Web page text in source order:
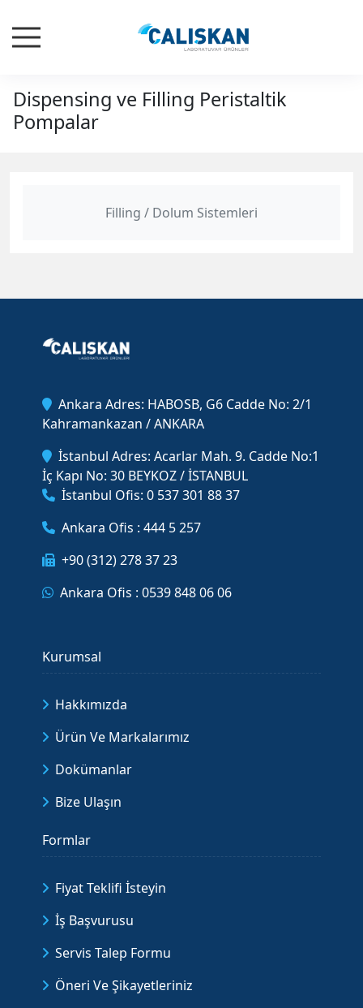
Dispensing ve Filling Peristaltik
Pompalar
Filling / Dolum Sistemleri
Ankara Adres: HABOSB, G6 Cadde No: 2/1
Kahramankazan / ANKARA
İstanbul Adres: Acarlar Mah. 9. Cadde No:1
İç Kapı No: 30 BEYKOZ / İSTANBUL
İstanbul Ofis: 0 537 301 88 37
Ankara Ofis : 444 5 257
+90 (312) 278 37 23
Ankara Ofis : 0539 848 06 06
Kurumsal
Hakkımızda
Ürün Ve Markalarımız
Dokümanlar
Bize Ulaşın
Formlar
Fiyat Teklifi İsteyin
İş Başvurusu
Servis Talep Formu
Öneri Ve Şikayetleriniz